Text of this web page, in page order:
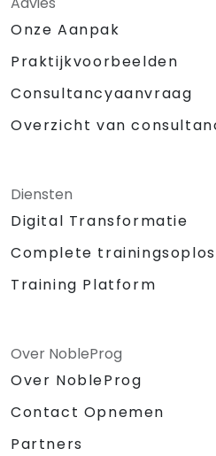
Onze Aanpak
Praktijkvoorbeelden
Consultancyaanvraag
Overzicht van
Diensten
Digital Transformatie
Complete
Training Platform
Over NobleProg
Over NobleProg
Contact Opnemen
Partners